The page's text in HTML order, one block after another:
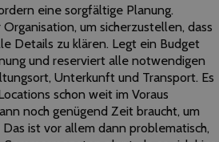
eine sorgfältige Planung.
um sicherzustellen, dass
Details zu klären. Legt ein Budget
und reserviert alle notwendigen
Unterkunft und Transport. Es
schon weit im Voraus
noch genügend Zeit braucht, um
ist vor allem dann problematisch,